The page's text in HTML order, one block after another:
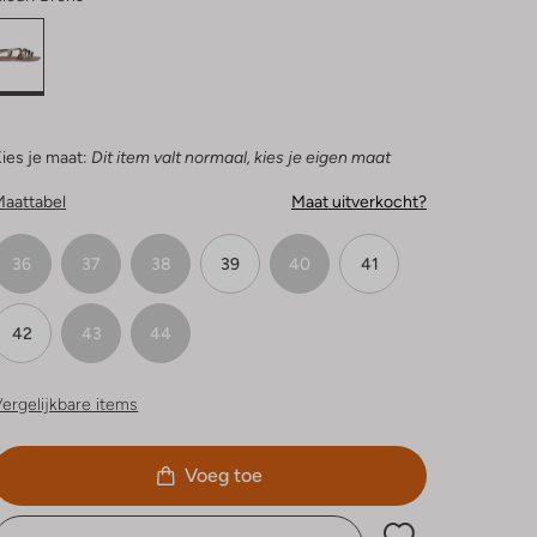
je maat: Dit item valt normaal, kies je eigen maat
Maat uitverkocht?
36 37 38 39 40 41
42 43 44
items
Voeg toe